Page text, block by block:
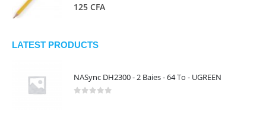
125 CFA
LATEST PRODUCTS
NASync DH2300 - 2 Baies - 64 To - UGREEN